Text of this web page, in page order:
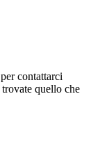
contattarci
quello che